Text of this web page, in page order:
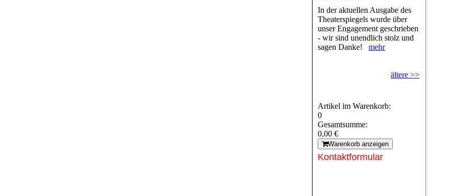
In der aktuellen Ausgabe des
Theaterspiegels wurde über
unser Engagement geschrieben
- wir sind unendlich stolz und
sagen Danke! mehr
ältere >>
Artikel im Warenkorb:
0
Gesamtsumme:
0,00 €
Warenkorb anzeigen
Kontaktformular